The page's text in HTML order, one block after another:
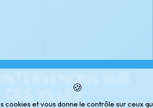
INTERVENONS SUR
CES VILLES
cookies et vous donne le contrôle sur ceux